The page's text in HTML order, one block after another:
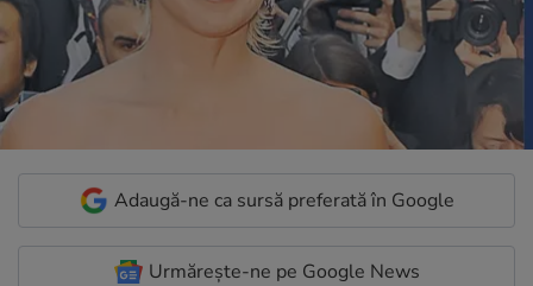
Adaugă-ne ca sursă preferată în Google
Urmărește-ne pe Google News